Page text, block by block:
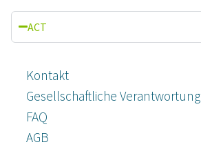
ACT
Kontakt
Gesellschaftliche Verantwortung
FAQ
AGB